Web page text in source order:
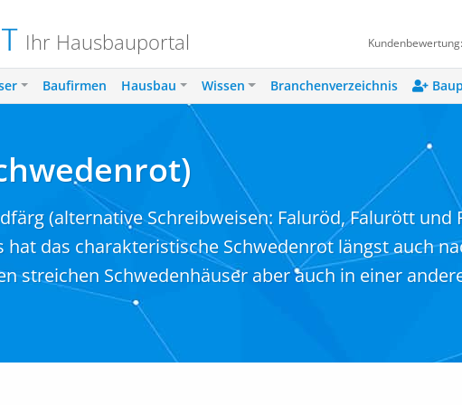
Ihr Hausbauportal
Baufirmen Hausbau Wissen Branchenverzeichnis
(alternative Schreibweisen: Faluröd, Falurött
hat das charakteristische Schwedenrot längst auch
streichen Schwedenhäuser aber auch in einer